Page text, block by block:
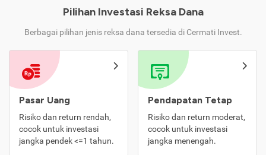
Pilihan Investasi Reksa Dana
Berbagai pilihan jenis reksa dana tersedia di Cermati Invest.
Pasar Uang
Risiko dan return rendah,
cocok untuk investasi
jangka pendek <=1 tahun.
Pendapatan Tetap
Risiko dan return moderat,
cocok untuk investasi
jangka menengah.